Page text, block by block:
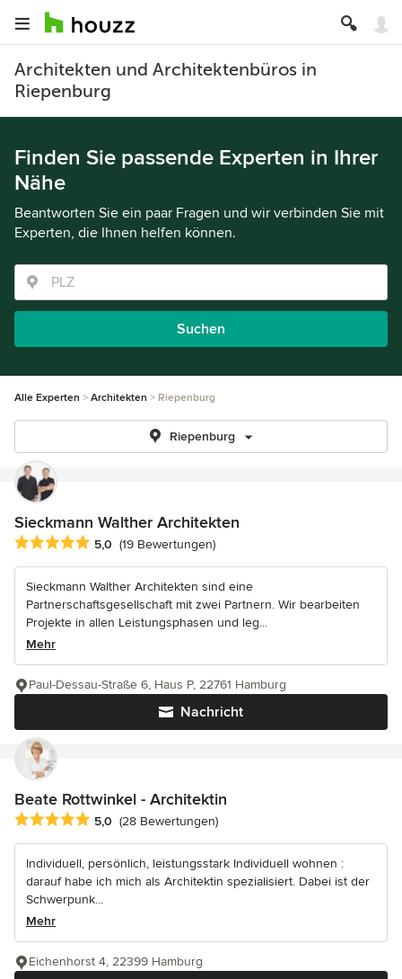
Architekten und Architektenbüros in
Riepenburg
Finden Sie passende Experten in Ihrer
Nähe
Beantworten Sie ein paar Fragen und wir verbinden Sie mit
Experten, die Ihnen helfen können.
Suchen
Alle Experten Architekten Riepenburg
Riepenburg
Sieckmann Walther Architekten
Durchschnittliche Bewertung: 5 von 5 Sternen
5,0 (19 Bewertungen)
Sieckmann Walther Architekten sind eine
Partnerschaftsgesellschaft mit zwei Partnern. Wir bearbeiten
Projekte in allen Leistungsphasen und leg...
Mehr
Nachricht
Paul-Dessau-Straße 6, Haus P, 22761 Hamburg
Beate Rottwinkel - Architektin
Durchschnittliche Bewertung: 5 von 5 Sternen
5,0 (28 Bewertungen)
Individuell, persönlich, leistungsstark Individuell wohnen :
darauf habe ich mich als Architektin spezialisiert. Dabei ist der
Schwerpunk...
Mehr
Eichenhorst 4, 22399 Hamburg